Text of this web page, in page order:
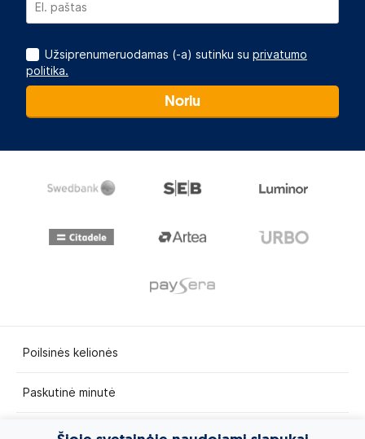
Užsiprenumeruodamas (-a) sutinku su privatumo
politika.
Noriu
Poilsinės kelionės
Paskutinė minutė
Egzotinės kelionės